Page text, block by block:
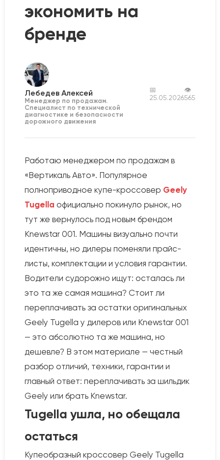
экономить на
бренде
Лебедев Алексей
Менеджер по продажам.
Специалист по технической
диагностике и безопасности
дорожного движения
📅
25.05.2026
👁
565
Работаю менеджером по продажам в
«Вертикаль Авто». Популярное
полноприводное купе-кроссовер Geely
Tugella официально покинуло рынок, но
тут же вернулось под новым брендом
Knewstar 001. Машины визуально почти
идентичны, но дилеры поменяли прайс-
листы, комплектации и условия гарантии.
Водители судорожно ищут: осталась ли
это та же самая машина? Стоит ли
переплачивать за остатки оригинальных
Geely Tugella у дилеров или Knewstar 001
— это абсолютно та же машина, но
дешевле? В этом материале — честный
разбор отличий, техники, гарантии и
главный ответ: переплачивать за шильдик
Geely или брать Knewstar.
Tugella ушла, но обещала
остаться
Купеобразный кроссовер Geely Tugella